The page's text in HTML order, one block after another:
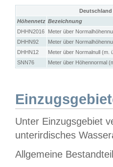
Höhennetz Bezeichnung
DHHN2016
Meter über
DHHN92
Meter über
DHHN12
Meter über Normalnull (m.
SNN76
Meter über Höhennormal
Unter Einzugsgebiet
unterirdisches
Allgemeine